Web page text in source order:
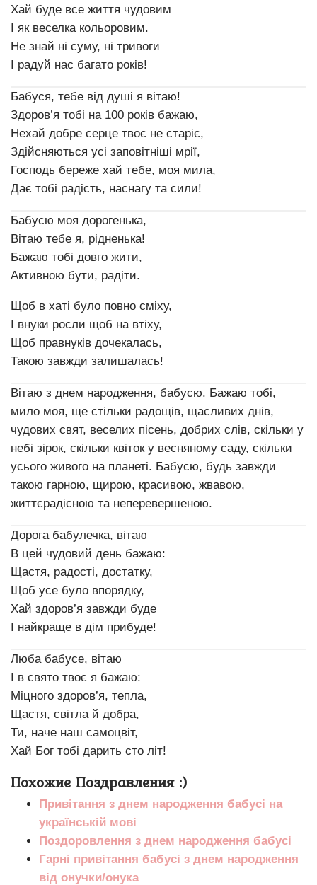
Хай буде все життя чудовим
І як веселка кольоровим.
Не знай ні суму, ні тривоги
І радуй нас багато років!
Бабуся, тебе від душі я вітаю!
Здоров’я тобі на 100 років бажаю,
Нехай добре серце твоє не старіє,
Здійсняються усі заповітніші мрії,
Господь береже хай тебе, моя мила,
Дає тобі радість, наснагу та сили!
Бабусю моя дорогенька,
Вітаю тебе я, рідненька!
Бажаю тобі довго жити,
Активною бути, радіти.
Щоб в хаті було повно сміху,
І внуки росли щоб на втіху,
Щоб правнуків дочекалась,
Такою завжди залишалась!
Вітаю з днем народження, бабусю. Бажаю тобі,
мило моя, ще стільки радощів, щасливих днів,
чудових свят, веселих пісень, добрих слів, скільки у
небі зірок, скільки квіток у весняному саду, скільки
усього живого на планеті. Бабусю, будь завжди
такою гарною, щирою, красивою, жвавою,
життєрадісною та неперевершеною.
Дорога бабулечка, вітаю
В цей чудовий день бажаю:
Щастя, радості, достатку,
Щоб усе було впорядку,
Хай здоров’я завжди буде
І найкраще в дім прибуде!
Люба бабусе, вітаю
І в свято твоє я бажаю:
Міцного здоров’я, тепла,
Щастя, світла й добра,
Ти, наче наш самоцвіт,
Хай Бог тобі дарить сто літ!
Похожие Поздравления :)
Привітання з днем народження бабусі на
українській мові
Поздоровлення з днем народження бабусі
Гарні привітання бабусі з днем народження
від онучки/онука